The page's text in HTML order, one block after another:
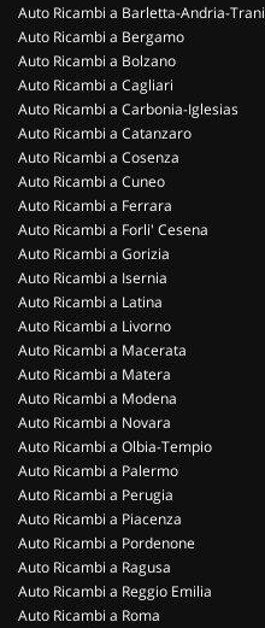
Auto Ricambi a Barletta-Andria-Trani
Auto Ricambi a Bergamo
Auto Ricambi a Bolzano
Auto Ricambi a Cagliari
Auto Ricambi a Carbonia-Iglesias
Auto Ricambi a Catanzaro
Auto Ricambi a Cosenza
Auto Ricambi a Cuneo
Auto Ricambi a Ferrara
Auto Ricambi a Forli' Cesena
Auto Ricambi a Gorizia
Auto Ricambi a Isernia
Auto Ricambi a Latina
Auto Ricambi a Livorno
Auto Ricambi a Macerata
Auto Ricambi a Matera
Auto Ricambi a Modena
Auto Ricambi a Novara
Auto Ricambi a Olbia-Tempio
Auto Ricambi a Palermo
Auto Ricambi a Perugia
Auto Ricambi a Piacenza
Auto Ricambi a Pordenone
Auto Ricambi a Ragusa
Auto Ricambi a Reggio Emilia
Auto Ricambi a Roma